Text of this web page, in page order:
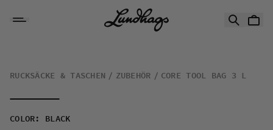
RUCKSÄCKE & TASCHEN ZUBEHÖR CORE TOOL BAG 3 L
COLOR : BLACK